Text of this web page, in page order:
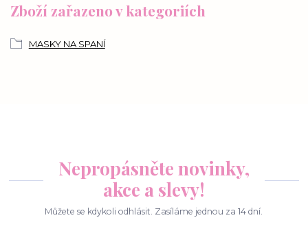
Zboží zařazeno v kategoriích
MASKY NA SPANÍ
Nepropásněte novinky,
akce a slevy!
Můžete se kdykoli odhlásit. Zasíláme jednou za 14 dní.